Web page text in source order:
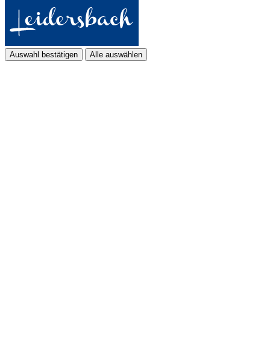
Auswahl bestätigen Alle auswählen